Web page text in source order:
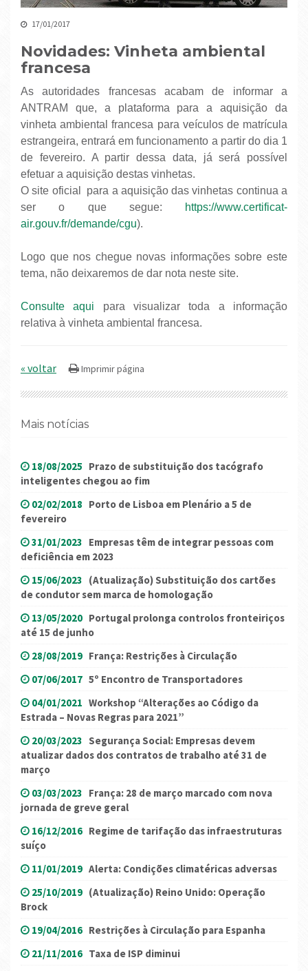
17/01/2017
Novidades: Vinheta ambiental
francesa
As autoridades francesas acabam de informar a
ANTRAM que, a plataforma para a aquisição da
vinheta ambiental francesa para veículos de matrícula
estrangeira, entrará em funcionamento a partir do dia 1
de fevereiro. A partir dessa data, já será possível
efetuar a aquisição destas vinhetas.
O site oficial para a aquisição das vinhetas continua a
ser o que segue:
https://www.certificat-
air.gouv.fr/demande/cgu).
Logo que nos chegue novas informações sobre este
tema, não deixaremos de dar nota neste site.
Consulte aqui para visualizar toda a informação
relativa à vinheta ambiental francesa.
« voltar
Mais notícias
18/08/2025 Prazo de substituição dos tacógrafo
inteligentes chegou ao fim
02/02/2018 Porto de Lisboa em Plenário a 5 de
fevereiro
31/01/2023 Empresas têm de integrar pessoas com
deficiência em 2023
15/06/2023 (Atualização) Substituição dos cartões
de condutor sem marca de homologação
13/05/2020 Portugal prolonga controlos fronteiriços
até 15 de junho
28/08/2019 França: Restrições à Circulação
07/06/2017 5º Encontro de Transportadores
04/01/2021 Workshop “Alterações ao Código da
Estrada – Novas Regras para 2021”
20/03/2023 Segurança Social: Empresas devem
atualizar dados dos contratos de trabalho até 31 de
março
03/03/2023 França: 28 de março marcado com nova
jornada de greve geral
16/12/2016 Regime de tarifação das infraestruturas
suíço
11/01/2019 Alerta: Condições climatéricas adversas
25/10/2019 (Atualização) Reino Unido: Operação
Brock
19/04/2016 Restrições à Circulação para Espanha
21/11/2016 Taxa de ISP diminui